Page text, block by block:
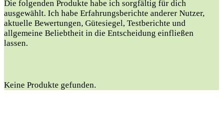
Die folgenden Produkte habe ich sorgfältig für dich
ausgewählt. Ich habe Erfahrungsberichte anderer Nutzer,
aktuelle Bewertungen, Gütesiegel, Testberichte und
allgemeine Beliebtheit in die Entscheidung einfließen
lassen.
Keine Produkte gefunden.